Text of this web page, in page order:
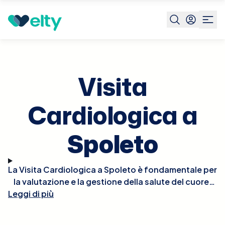
Prenota visita Spoleto
Visita
Cardiologica a
Spoleto
La Visita Cardiologica a Spoleto è fondamentale per
la valutazione e la gestione della salute del cuore.
Durante la visita, il cardiologo effettuerà un esame
Leggi di più